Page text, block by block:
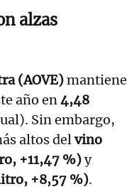
alzas
(AOVE)mantiene
año en4,48
Sin embargo,
altos delvino
+11,47 %)y
+8,57 %).